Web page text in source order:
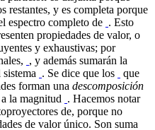
restantes, y es completa porque
espectro completo de . Esto
propiedades de valor, o
y exhaustivas; por
, y además sumarán la
. Se dice que los
que
forman una descomposición
la magnitud . Hacemos notar
de, porque no
de valor único. Son suma